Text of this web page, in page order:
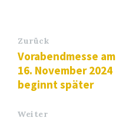
Zurück
Vorabendmesse am
16. November 2024
beginnt später
Weiter